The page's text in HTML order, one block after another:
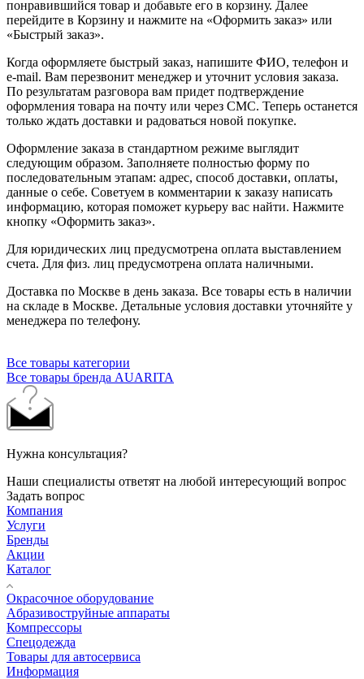
понравившийся товар и добавьте его в корзину. Далее
перейдите в Корзину и нажмите на «Оформить заказ» или
«Быстрый заказ».
Когда оформляете быстрый заказ, напишите ФИО, телефон и
e-mail. Вам перезвонит менеджер и уточнит условия заказа.
По результатам разговора вам придет подтверждение
оформления товара на почту или через СМС. Теперь останется
только ждать доставки и радоваться новой покупке.
Оформление заказа в стандартном режиме выглядит
следующим образом. Заполняете полностью форму по
последовательным этапам: адрес, способ доставки, оплаты,
данные о себе. Советуем в комментарии к заказу написать
информацию, которая поможет курьеру вас найти. Нажмите
кнопку «Оформить заказ».
Для юридических лиц предусмотрена оплата выставлением
счета. Для физ. лиц предусмотрена оплата наличными.
Доставка по Москве в день заказа. Все товары есть в наличии
на складе в Москве. Детальные условия доставки уточняйте у
менеджера по телефону.
Все товары категории
Все товары бренда AUARITA
Нужна консультация?
Наши специалисты ответят на любой интересующий вопрос
Задать вопрос
Компания
Услуги
Бренды
Акции
Каталог
Окрасочное оборудование
Aбразивоструйные аппараты
Компрессоры
Спецодежда
Товары для автосервиса
Информация